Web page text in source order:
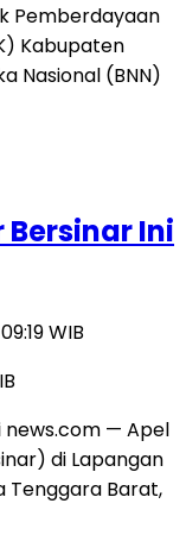
Pemberdayaan
Kabupaten
Nasional (BNN)
Bersinar Ini
WIB
news.com — Apel
di Lapangan
Tenggara Barat,